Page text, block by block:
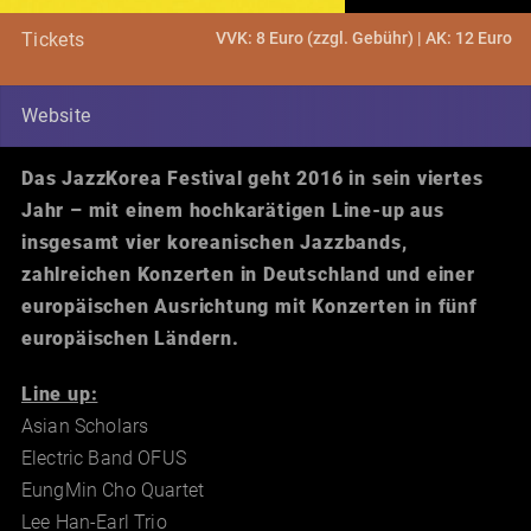
Tickets VVK: 8 Euro (zzgl. Gebühr) | AK: 12 Euro
Website
Das JazzKorea Festival geht 2016 in sein viertes
Jahr – mit einem hochkarätigen Line-up aus
insgesamt vier koreanischen Jazzbands,
zahlreichen Konzerten in Deutschland und einer
europäischen Ausrichtung mit Konzerten in fünf
europäischen Ländern.
Line up:
Asian Scholars
Electric Band OFUS
EungMin Cho Quartet
Lee Han-Earl Trio